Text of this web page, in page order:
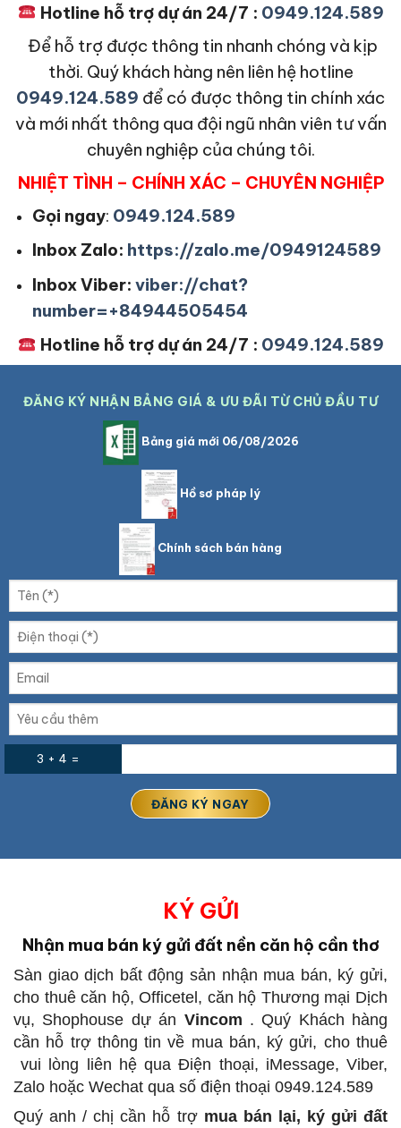
Hotline hỗ trợ dự án 24/7 : 0949.124.589
Để hỗ trợ được thông tin nhanh chóng và kịp
thời. Quý khách hàng nên liên hệ hotline
0949.124.589 để có được thông tin chính xác
và mới nhất thông qua đội ngũ nhân viên tư vấn
chuyên nghiệp của chúng tôi.
NHIỆT TÌNH – CHÍNH XÁC – CHUYÊN NGHIỆP
Gọi ngay: 0949.124.589
Inbox Zalo: https://zalo.me/0949124589
Inbox Viber: viber://chat?
number=+84944505454
Hotline hỗ trợ dự án 24/7 : 0949.124.589
ĐĂNG KÝ NHẬN BẢNG GIÁ & ƯU ĐÃI TỪ CHỦ ĐẦU TƯ
Bảng giá mới 06/08/2026
Hồ sơ pháp lý
Chính sách bán hàng
3 + 4 =
KÝ GỬI
Nhận mua bán ký gửi đất nền căn hộ cần thơ
Sàn giao dịch bất động sản nhận mua bán, ký gửi,
cho thuê căn hộ, Officetel, căn hộ Thương mại Dịch
vụ, Shophouse dự án Vincom .Quý Khách hàng
cần hỗ trợ thông tin về mua bán, ký gửi, cho thuê
vui lòng liên hệ qua Điện thoại, iMessage, Viber,
Zalo hoặc Wechat qua số điện thoại 0949.124.589
Quý anh / chị cần hỗ trợ mua bán lại, ký gửi đất